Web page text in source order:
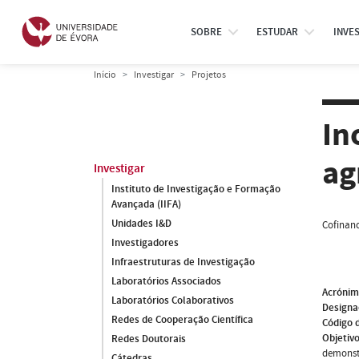
SOBRE ESTUDAR
Início Investigar Projetos
Investigar
Instituto de Investigação e Formação
Avançada (IIFA)
Unidades I&D
Investigadores
Infraestruturas de Investigação
Laboratórios Associados
Laboratórios Colaborativos
Redes de Cooperação Científica
Redes Doutorais
Código